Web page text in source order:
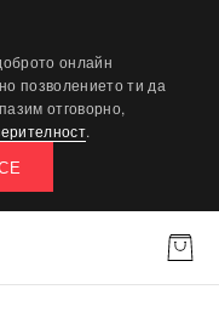
онлайн
позволението ти да
отговорно,
.